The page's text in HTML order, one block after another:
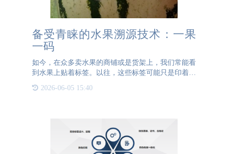
备受青睐的水果溯源技术：一果
一码
如今，在众多卖水果的商铺或是货架上，我们常能看
到水果上贴着标签。以往，这些标签可能只是印着水
标、产地，还出现了二维码。那么，这些二维码究竟
2026-06-05 15:40